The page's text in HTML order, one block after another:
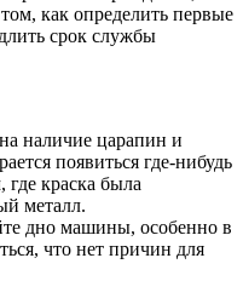
как определить первые
срок службы
наличие царапин и
появиться где-нибудь
где краска была
металл.
дно машины, особенно в
что нет причин для